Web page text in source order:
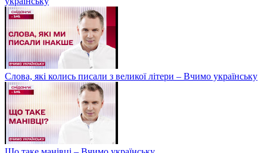
Слова, які колись писали з великої літери – Вчимо українську